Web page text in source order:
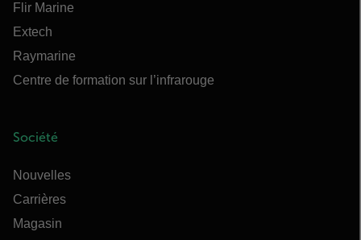
Flir Marine
Extech
Raymarine
Centre de formation sur l’infrarouge
Société
Nouvelles
Carrières
Magasin